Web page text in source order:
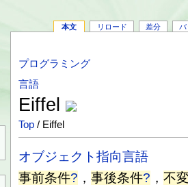
本文 リロード 差分 バ
プログラミング
言語
Eiffel
Top / Eiffel
オブジェクト指向言語
事前条件? ，事後条件? ，不